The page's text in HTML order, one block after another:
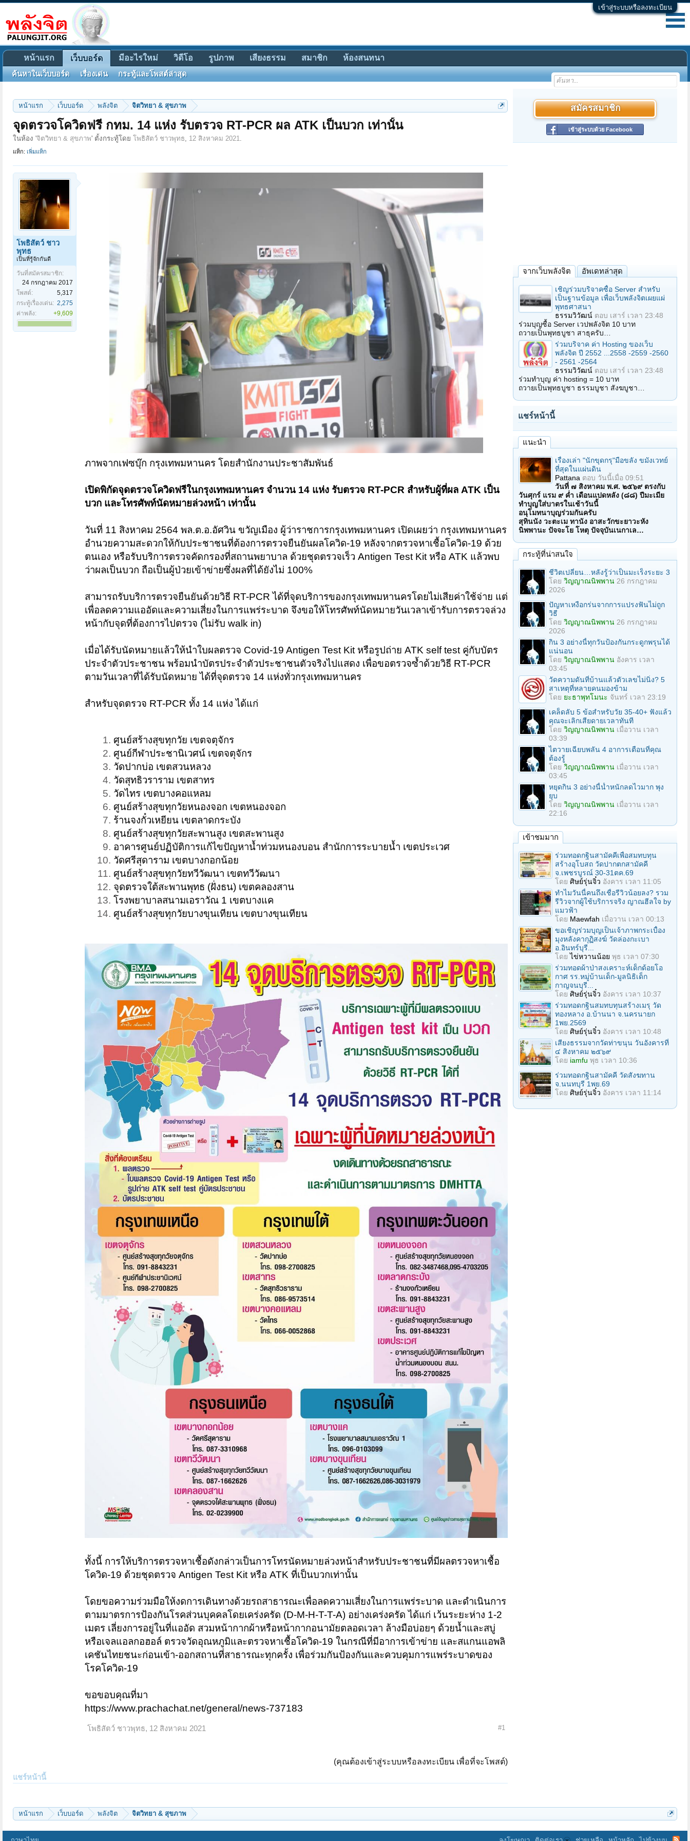
เข้าสู่ระบบหรือลงทะเบียน
หน้าแรก เว็บบอร์ด พลังจิต จิตวิทยา & สุขภาพ
จุดตรวจโควิดฟรี กทม. 14 แห่ง รับตรวจ RT-PCR ผล ATK เป็นบวก เท่านั้น
ในห้อง 'จิตวิทยา & สุขภาพ' ตั้งกระทู้โดย โพธิสัตว์ ชาวพุทธ, 12 สิงหาคม 2021.
แท็ก: เพิ่มแท็ก
โพธิสัตว์ ชาว
พุทธ
เป็นที่รู้จักกันดี
วันที่สมัครสมาชิก:
24 กรกฎาคม 2017
โพสต์:
5,317
กระทู้เรื่องเด่น: 2,275
ค่าพลัง:
+9,609
ภาพจากเฟซบุ๊ก กรุงเทพมหานคร โดยสำนักงานประชาสัมพันธ์
เปิดพิกัดจุดตรวจโควิดฟรีในกรุงเทพมหานคร จำนวน 14 แห่ง รับตรวจ RT-PCR สำหรับผู้ที่ผล ATK เป็น
บวก และโทรศัพท์นัดหมายล่วงหน้า เท่านั้น
วันที่ 11 สิงหาคม 2564 พล.ต.อ.อัศวิน ขวัญเมือง ผู้ว่าราชการกรุงเทพมหานคร เปิดเผยว่า กรุงเทพมหานคร
อำนวยความสะดวกให้กับประชาชนที่ต้องการตรวจยืนยันผลโควิด-19 หลังจากตรวจหาเชื้อโควิด-19 ด้วย
ตนเอง หรือรับบริการตรวจคัดกรองที่สถานพยาบาล ด้วยชุดตรวจเร็ว Antigen Test Kit หรือ ATK แล้วพบ
ว่าผลเป็นบวก ถือเป็นผู้ป่วยเข้าข่ายซึ่งผลที่ได้ยังไม่ 100%
สามารถรับบริการตรวจยืนยันด้วยวิธี RT-PCR ได้ที่จุดบริการของกรุงเทพมหานครโดยไม่เสียค่าใช้จ่าย แต่
เพื่อลดความแออัดและความเสี่ยงในการแพร่ระบาด จึงขอให้โทรศัพท์นัดหมายวันเวลาเข้ารับการตรวจล่วง
หน้ากับจุดที่ต้องการไปตรวจ (ไม่รับ walk in)
เมื่อได้รับนัดหมายแล้วให้นำใบผลตรวจ Covid-19 Antigen Test Kit หรือรูปถ่าย ATK self test คู่กับบัตร
ประจำตัวประชาชน พร้อมนำบัตรประจำตัวประชาชนตัวจริงไปแสดง เพื่อขอตรวจซ้ำด้วยวิธี RT-PCR
ตามวันเวลาที่ได้รับนัดหมาย ได้ที่จุดตรวจ 14 แห่งทั่วกรุงเทพมหานคร
สำหรับจุดตรวจ RT-PCR ทั้ง 14 แห่ง ได้แก่
ศูนย์สร้างสุขทุกวัย เขตจตุจักร
ศูนย์กีฬาประชานิเวศน์ เขตจตุจักร
วัดปากบ่อ เขตสวนหลวง
วัดสุทธิวราราม เขตสาทร
วัดไทร เขตบางคอแหลม
ศูนย์สร้างสุขทุกวัยหนองจอก เขตหนองจอก
ร้านจงกั๋วเหยียน เขตลาดกระบัง
ศูนย์สร้างสุขทุกวัยสะพานสูง เขตสะพานสูง
อาคารศูนย์ปฏิบัติการแก้ไขปัญหาน้ำท่วมหนองบอน สำนักการระบายน้ำ เขตประเวศ
วัดศรีสุดาราม เขตบางกอกน้อย
ศูนย์สร้างสุขทุกวัยทวีวัฒนา เขตทวีวัฒนา
จุดตรวจใต้สะพานพุทธ (ฝั่งธน) เขตคลองสาน
โรงพยาบาลสนามเอราวัณ 1 เขตบางแค
ศูนย์สร้างสุขทุกวัยบางขุนเทียน เขตบางขุนเทียน
ทั้งนี้ การให้บริการตรวจหาเชื้อดังกล่าวเป็นการโทรนัดหมายล่วงหน้าสำหรับประชาชนที่มีผลตรวจหาเชื้อ
โควิด-19 ด้วยชุดตรวจ Antigen Test Kit หรือ ATK ที่เป็นบวกเท่านั้น
โดยขอความร่วมมือให้งดการเดินทางด้วยรถสาธารณะเพื่อลดความเสี่ยงในการแพร่ระบาด และดำเนินการ
ตามมาตรการป้องกันโรคส่วนบุคคลโดยเคร่งครัด (D-M-H-T-T-A) อย่างเคร่งครัด ได้แก่ เว้นระยะห่าง 1-2
เมตร เลี่ยงการอยู่ในที่แออัด สวมหน้ากากผ้าหรือหน้ากากอนามัยตลอดเวลา ล้างมือบ่อยๆ ด้วยน้ำและสบู่
หรือเจลแอลกอฮอล์ ตรวจวัดอุณหภูมิและตรวจหาเชื้อโควิด-19 ในกรณีที่มีอาการเข้าข่าย และสแกนแอพลิ
เคชันไทยชนะก่อนเข้า-ออกสถานที่สาธารณะทุกครั้ง เพื่อร่วมกันป้องกันและควบคุมการแพร่ระบาดของ
โรคโควิด-19
ขอขอบคุณที่มา
https://www.prachachat.net/general/news-737183
โพธิสัตว์ ชาวพุทธ, 12 สิงหาคม 2021 #1
(คุณต้องเข้าสู่ระบบหรือลงทะเบียน เพื่อที่จะโพสต์)
แชร์หน้านี้
สมัครสมาชิก
เข้าสู่ระบบด้วย Facebook
จากเว็บพลังจิต อัพเดทล่าสุด
เชิญร่วมบริจาคซื้อ Server สำหรับ
เป็นฐานข้อมูล เพื่อเว็บพลังจิตเผยแผ่
พุทธศาสนา
ธรรมวิวัฒน์ ตอบ เสาร์ เวลา 23:48
ร่วมบุญซื้อ Server เวปพลังจิต 10 บาท
ถวายเป็นพุทธบูชา สาธุครับ…
ร่วมบริจาค ค่า Hosting ของเว็บ
พลังจิต ปี 2552 ...2558 -2559 -2560
- 2561 -2564
ธรรมวิวัฒน์ ตอบ เสาร์ เวลา 23:48
ร่วมทำบุญ ค่า hosting = 10 บาท
ถวายเป็นพุทธบูชา ธรรมบูชา สังฆบูชา…
แชร์หน้านี้
แนะนำ
เรื่องเล่า "นักขุดกรุ"มือขลัง ขมังเวทย์
ที่สุดในแผ่นดิน
Pattana ตอบ วันนี้เมื่อ 09:51
วันที่ ๗ สิงหาคม พ.ศ. ๒๕๖๙ ตรงกับ
วันศุกร์ แรม ๙ ค่ำ เดือนแปดหลัง (๘๘) ปีมะเมีย
ทำบุญใส่บาตรในเช้าวันนี้
อนุโมทนาบุญร่วมกันครับ
สุทินนัง วะตะเม ทานัง อาสะวักขะยาวะหัง
นิพพานะ ปัจจะโย โหตุ ปัจจุบันเนกาเล…
กระทู้ที่น่าสนใจ
ชีวิตเปลี่ยน…หลังรู้ว่าเป็นมะเร็งระยะ 3
โดย วิญญาณนิพพาน 26 กรกฎาคม
2026
ปัญหาเหงือกร่นจากการแปรงฟันไม่ถูก
วิธี
โดย วิญญาณนิพพาน 26 กรกฎาคม
2026
กิน 3 อย่างนี้ทุกวันป้องกันกระดูกพรุนได้
แน่นอน
โดย วิญญาณนิพพาน อังคาร เวลา
03:45
วัดความดันที่บ้านแล้วตัวเลขไม่นิ่ง? 5
สาเหตุที่หลายคนมองข้าม
โดย ยะธาพุทโมนะ จันทร์ เวลา 23:19
เคล็ดลับ 5 ข้อสำหรับวัย 35-40+ ฟังแล้ว
คุณจะเลิกเสียดายเวลาทันที
โดย วิญญาณนิพพาน เมื่อวาน เวลา
03:39
ไตวายเฉียบพลัน 4 อาการเตือนที่คุณ
ต้องรู้
โดย วิญญาณนิพพาน เมื่อวาน เวลา
03:45
หยุดกิน 3 อย่างนี้น้ำหนักลดไวมาก พุง
ยุบ
โดย วิญญาณนิพพาน เมื่อวาน เวลา
22:16
เข้าชมมาก
ร่วมทอดกฐินสามัคคีเพื่อสมทบทุน
สร้างอุโบสถ วัดปากตกสามัคคี
จ.เพชรบูรณ์ 30-31ตค.69
โดย ศิษย์รุ่นจิ๋ว อังคาร เวลา 11:05
ทำไมวันนี้คนถึงเชื่อรีวิวน้อยลง? รวม
รีวิวจากผู้ใช้บริการจริง ญาณฮีลใจ by
แมวฟ้า
โดย Maewfah เมื่อวาน เวลา 00:13
ขอเชิญร่วมบุญเป็นเจ้าภาพกระเบื้อง
มุงหลังคากุฏิสงฆ์ วัดล่องกะเบา
อ.อินทร์บุรี...
โดยไข่หวานน้อย พุธ เวลา 07:30
ร่วมทอดผ้าป่าสงเคราะห์เด็กด้อยโอ
กาศ รร.หมู่บ้านเด็ก-มูลนิธิเด็ก
กาญจนบุรี...
โดย ศิษย์รุ่นจิ๋ว อังคาร เวลา 10:37
ร่วมทอดกฐินสมทบทุนสร้างเมรุ วัด
ทองหลาง อ.บ้านนา จ.นครนายก
1พย.2569
โดย ศิษย์รุ่นจิ๋ว อังคาร เวลา 10:48
เสียงธรรมจากวัดท่าขนุน วันอังคารที่
๔ สิงหาคม ๒๕๖๙
โดย iamfu พุธ เวลา 10:36
ร่วมทอดกฐินสามัคคี วัดสังฆทาน
จ.นนทบุรี 1พย.69
โดย ศิษย์รุ่นจิ๋ว อังคาร เวลา 11:14
หน้าแรก เว็บบอร์ด พลังจิต จิตวิทยา & สุขภาพ
หน้าแรก เว็บบอร์ด
ค้นหาในเว็บบอร์ด เรื่องเด่น กระทู้และโพสต์ล่าสุด
มีอะไรใหม่ วิดีโอ รูปภาพ เสียงธรรม สมาชิก ห้องสนทนา